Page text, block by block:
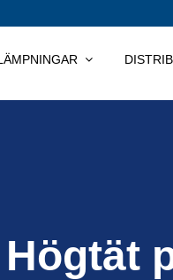
Högtät